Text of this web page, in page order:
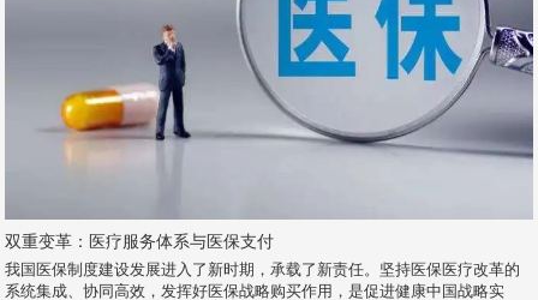
双重变革：医疗服务体系与医保支付
我国医保制度建设发展进入了新时期，承载了新责任。坚持医保医疗改革的
系统集成、协同高效，发挥好医保战略购买作用，是促进健康中国战略实